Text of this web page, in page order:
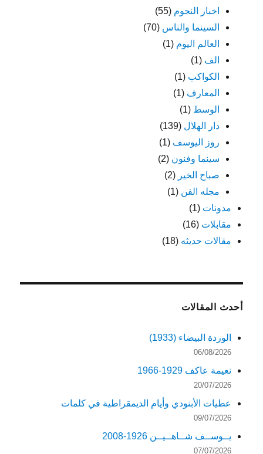
اخبار النجوم (55)
السينما والناس (70)
العالم اليوم (1)
الف (1)
الكواكب (1)
المعارف (1)
الوسط (1)
دار الهلال (139)
روز اليوسف (1)
سينما وفنون (2)
صباح الخير (2)
مجله الفن (1)
مدونات (1)
مقابلات (16)
مقالات حديثه (18)
أحدث المقالات
الوردة البيضاء (1933)
06/08/2026
نعيمة عاكف 1929-1966
20/07/2026
عطيات الأبنودي وأيام الديمقراطية في كلمات
09/07/2026
يــوســف شــاهــيــن 1926-2008
07/07/2026